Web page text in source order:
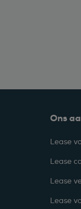
Ons
Lease
Lease
Lease
Lease